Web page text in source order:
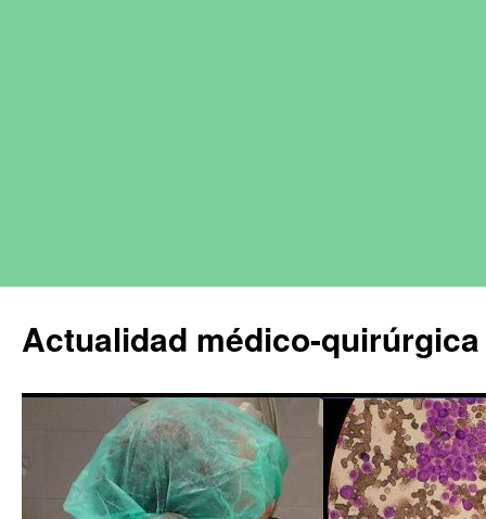
Actualidad médico-